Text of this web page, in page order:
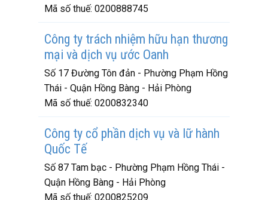
Mã số thuế: 0200888745
Công ty trách nhiệm hữu hạn thương
mại và dịch vụ ước Oanh
Số 17 Đường Tôn đản - Phường Phạm Hồng
Thái - Quận Hồng Bàng - Hải Phòng
Mã số thuế: 0200832340
Công ty cổ phần dịch vụ và lữ hành
Quốc Tế
Số 87 Tam bạc - Phường Phạm Hồng Thái -
Quận Hồng Bàng - Hải Phòng
Mã số thuế: 0200825209